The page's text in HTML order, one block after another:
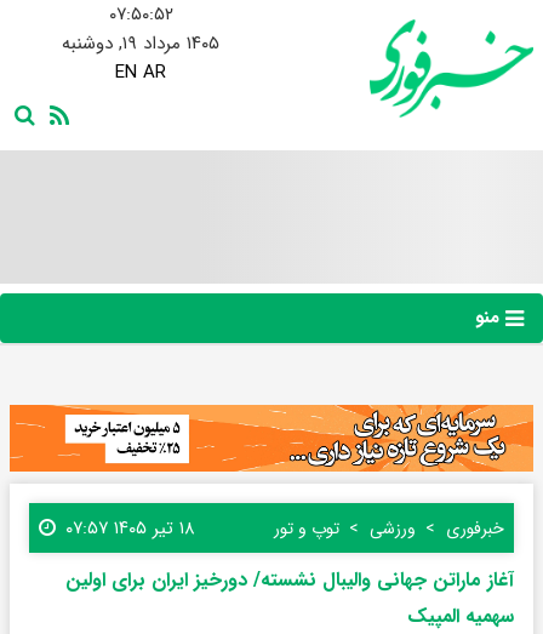
۰۷:۵۰:۵۳
۱۴۰۵ مرداد ۱۹, دوشنبه
EN AR
منو
خبرفوری ورزشی توپ و تور ۱۸ تیر ۱۴۰۵ ۰۷:۵۷
آغاز ماراتن جهانی والیبال نشسته/ دورخیز ایران برای اولین
سهمیه المپیک